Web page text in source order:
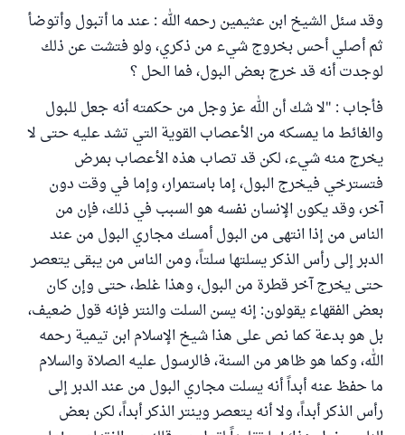
وقد سئل الشيخ ابن عثيمين رحمه الله : عند ما أتبول وأتوضأ
ثم أصلي أحس بخروج شيء من ذكري، ولو فتشت عن ذلك
لوجدت أنه قد خرج بعض البول، فما الحل ؟
فأجاب : "لا شك أن الله عز وجل من حكمته أنه جعل للبول
والغائط ما يمسكه من الأعصاب القوية التي تشد عليه حتى لا
يخرج منه شيء، لكن قد تصاب هذه الأعصاب بمرض
فتسترخي فيخرج البول، إما باستمرار، وإما في وقت دون
آخر، وقد يكون الإنسان نفسه هو السبب في ذلك، فإن من
الناس من إذا انتهى من البول أمسك مجاري البول من عند
الدبر إلى رأس الذكر يسلتها سلتاً، ومن الناس من يبقى يتعصر
حتى يخرج آخر قطرة من البول، وهذا غلط، حتى وإن كان
بعض الفقهاء يقولون: إنه يسن السلت والنتر فإنه قول ضعيف،
بل هو بدعة كما نص على هذا شيخ الإسلام ابن تيمية رحمه
الله، وكما هو ظاهر من السنة، فالرسول عليه الصلاة والسلام
ما حفظ عنه أبداً أنه يسلت مجاري البول من عند الدبر إلى
رأس الذكر أبداً، ولا أنه يتعصر وينتر الذكر أبداً، لكن بعض